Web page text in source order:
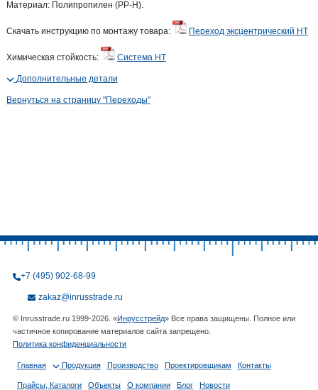
Материал: Полипропилен (PP-H).
Скачать инструкцию по монтажу товара: Переход эксцентрический HT
Химическая стойкость: Система HT
Дополнительные детали
Вернуться на страницу "Переходы"
+7 (495) 902-68-99
zakaz@inrusstrade.ru
© Inrusstrade.ru 1999-2026. «Инрусстрейд» Все права защищены. Полное или
частичное копирование материалов сайта запрещено.
Политика конфиденциальности
Главная Продукция Производство Проектировщикам Контакты
Прайсы, Каталоги Объекты О компании Блог Новости